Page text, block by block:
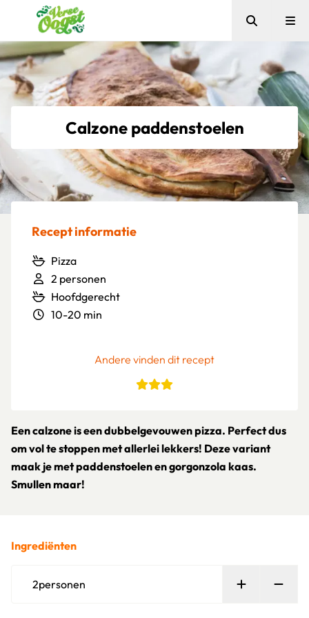
Verse Oogst
Zoeken
Calzone paddenstoelen
Recept informatie
Pizza
2 personen
Hoofdgerecht
10-20 min
Andere vinden dit recept
Een calzone is een dubbelgevouwen pizza. Perfect dus
om vol te stoppen met allerlei lekkers! Deze variant
maak je met paddenstoelen en gorgonzola kaas.
Smullen maar!
Ingrediënten
2personen Persoon